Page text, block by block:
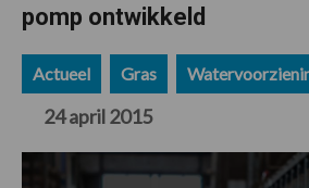
pomp ontwikkeld
Actueel Gras
24 april 2015